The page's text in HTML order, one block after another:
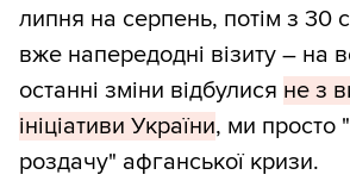
липня на серпень, потім з 30
вже напередодні візиту – на
останні зміни відбулися не з
ініціативи України, ми просто
роздачу" афганської кризи.